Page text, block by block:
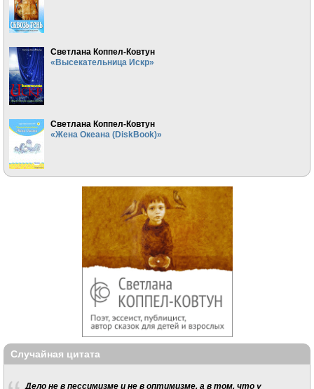
Светлана Коппел-Ковтун
«Высекательница Искр»
Светлана Коппел-Ковтун
«Жена Океана (DiskBook)»
Случайная цитата
Дело не в пессимизме и не в оптимизме, а в том, что у